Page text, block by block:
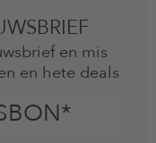
en mis
en hete deals